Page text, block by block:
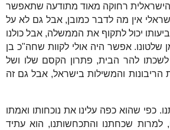
הישראלית רחוקה מאוד מתודעה שתאפשר
אין מה לדבר כמובן, אבל גם לא על
יכול לתקוף את הממשלה, אבל כולנו
שלטונו. אפשר היה אולי לקוות שחה"כ בן
לשכתו להר הבית, פתרון הקסם שלו ושל
הריבונות והמשילות בישראל, אבל גם זה
כפי שהוא כפה עלינו את נוכחותו ואמתו
שכחתנו והתכחשותנו, הוא עתיד